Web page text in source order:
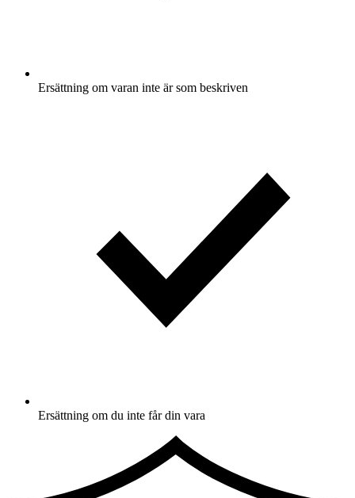
Ersättning om varan inte är som beskriven
Ersättning om du inte får din vara